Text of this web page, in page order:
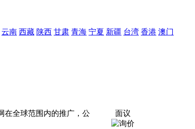
云南 西藏 陕西 甘肃 青海 宁夏 新疆 台湾 香港 澳门
在全球范围内的推广，公
面议